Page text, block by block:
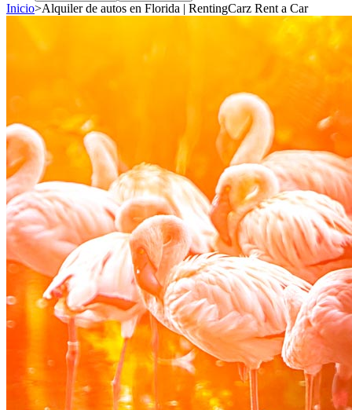
Inicio>Alquiler de autos en Florida | RentingCarz Rent a Car